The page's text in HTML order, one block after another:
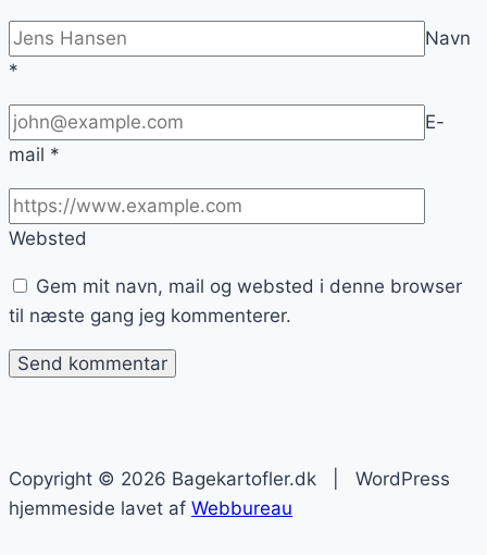
Navn
*
E-
mail *
Websted
Gem mit navn, mail og websted i denne browser
til næste gang jeg kommenterer.
Copyright © 2026 Bagekartofler.dk | WordPress
hjemmeside lavet af Webbureau